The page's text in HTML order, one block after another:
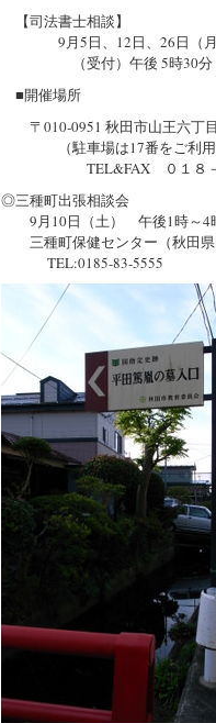
【司法書士相談】
9月5日、12日、26日（月
（受付）午後 5時30分
■開催場所
〒010-0951 秋田市山王六丁
（駐車場は17番をご利用
TEL&FAX ０１８－８
◎三種町出張相談会
9月10日（土） 午後1時～4
三種町保健センター（秋田県
TEL:0185-83-5555